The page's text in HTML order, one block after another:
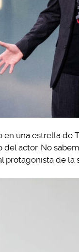
en una estrella de
actor. No
protagonista de la